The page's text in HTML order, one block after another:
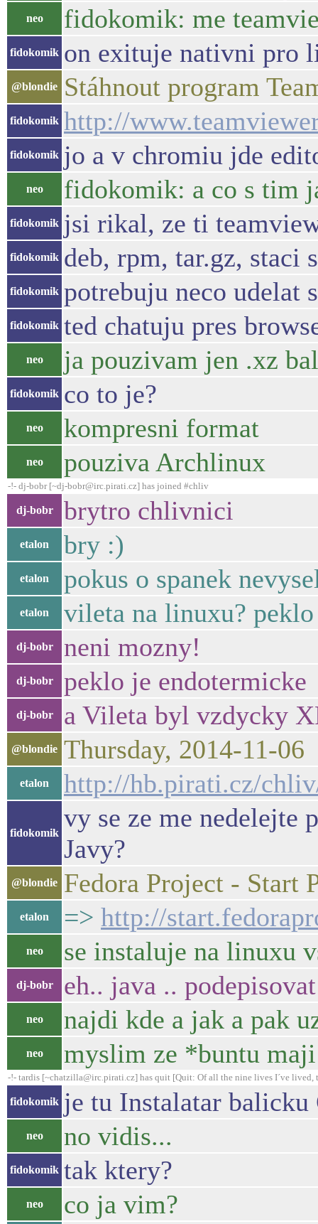
neo fidokomik: me
fidokomik on exituje nativni pro
@blondie Stáhnout program
fidokomik http://
fidokomik jo a v chromiu jde
neo fidokomik: a co s tim
fidokomik jsi rikal, ze ti
fidokomik deb, rpm, tar.gz, staci
fidokomik potrebuju neco udelat
fidokomik ted chatuju pres
neo ja pouzivam jen .xz
fidokomik co to je?
neo kompresni format
neo pouziva Archlinux
-!- dj-bobr [~dj-bobr@irc.pirati.cz] has joined #chliv
dj-bobr brytro chlivnici
etalon bry :)
etalon pokus o spanek
etalon vileta na linuxu?
dj-bobr neni mozny!
dj-bobr peklo je endotermicke
dj-bobr a Vileta byl vzdycky
@blondie Thursday, 2014-11-06
etalon http://hb.pirati.cz/
fidokomik
vy se ze me nedelejte
Javy?
@blondie Fedora Project - Start
etalon => http://
neo se instaluje na linuxu
dj-bobr eh.. java ..
neo najdi kde a jak a pak
neo myslim ze *buntu
-!- tardis [~chatzilla@irc.pirati.cz] has quit [Quit: Of all the nine lives I´ve lived,
fidokomik je tu Instalatar balicku
neo no vidis...
fidokomik tak ktery?
neo
co ja vim?